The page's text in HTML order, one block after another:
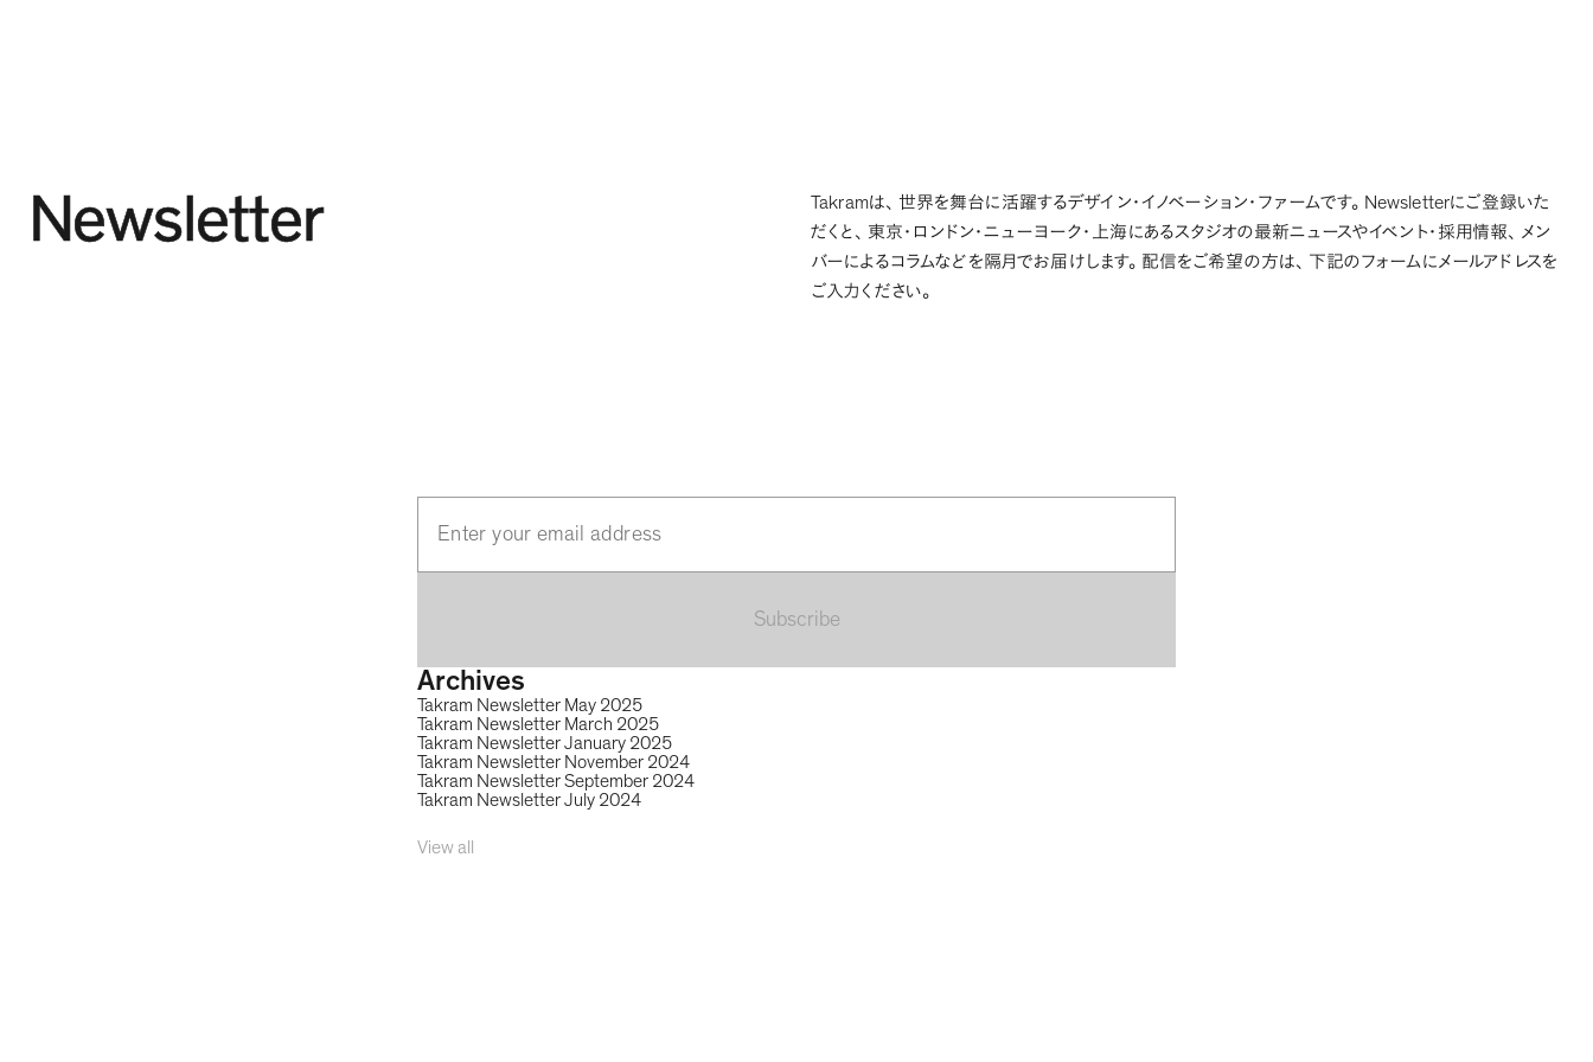
Newsletter Takramは、 世界を舞台に活躍するデザイン・イノベーション・ファームです。 Newsletterにご登録いた
だくと 、 東京・ロンドン・ニューヨーク・上海にあるスタジオの最新ニュースやイベント・採用情報、 メン
バーによるコラムなどを隔月でお届けします。 配信をご希望の方は、
下記のフォームにメールアドレスを
ご入力ください。
Subscribe
Archives
Takram Newsletter May 2025
Takram Newsletter March 2025
Takram Newsletter January 2025
Takram Newsletter November 2024
Takram Newsletter September 2024
Takram Newsletter July 2024
View all